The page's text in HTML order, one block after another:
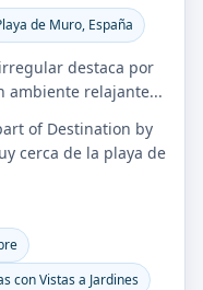
de Muro, España
destaca por
ambiente relajante...
of Destination by
cerca de la playa de
con Vistas a Jardines